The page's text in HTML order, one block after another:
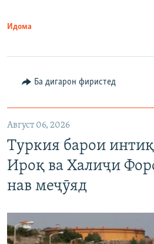
Идома
Ба дигарон фиристед
Август 06, 2026
Туркия барои
Ироқ ва Халиҷи
нав меҷӯяд